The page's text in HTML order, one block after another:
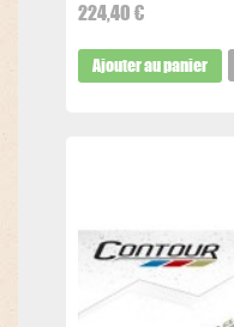
224,40 €
Ajouter au panier